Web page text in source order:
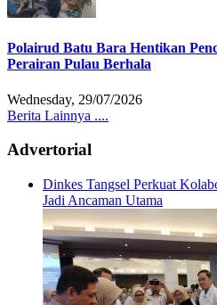
Polairud Batu Bara Hentikan
Perairan Pulau Berhala
Wednesday, 29/07/2026
Berita Lainnya ....
Advertorial
Dinkes Tangsel Perkuat
Jadi Ancaman Utama